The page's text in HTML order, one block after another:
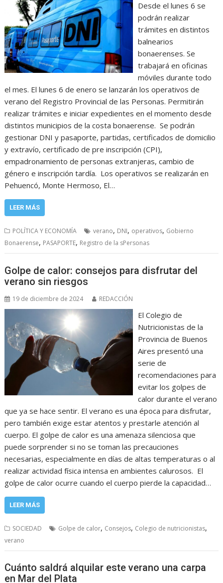
Desde el lunes 6 se
podrán realizar
trámites en distintos
balnearios
bonaerenses. Se
trabajará en oficinas
móviles durante todo
el mes. El lunes 6 de enero se lanzarán los operativos de
verano del Registro Provincial de las Personas. Permitirán
realizar trámites e iniciar expedientes en el momento desde
distintos municipios de la costa bonaerense. Se podrán
gestionar DNI y pasaporte, partidas, certificados de domicilio
y extravío, certificado de pre inscripción (CPI),
empadronamiento de personas extranjeras, cambio de
género e inscripción tardía. Los operativos se realizarán en
Pehuencó, Monte Hermoso, El…
LEER MÁS
POLÍTICA Y ECONOMÍA verano, DNI, operativos, Gobierno
Bonaerense, PASAPORTE, Registro de la sPersonas
Golpe de calor: consejos para disfrutar del
verano sin riesgos
19 de diciembre de 2024 REDACCIÓN
El Colegio de
Nutricionistas de la
Provincia de Buenos
Aires presentó una
serie de
recomendaciones para
evitar los golpes de
calor durante el verano
que ya se hace sentir. El verano es una época para disfrutar,
pero también exige estar atentos y prestarle atención al
cuerpo. El golpe de calor es una amenaza silenciosa que
puede sorprender si no se toman las precauciones
necesarias, especialmente en días de altas temperaturas o al
realizar actividad física intensa en ambientes calurosos. El
golpe de calor ocurre cuando el cuerpo pierde la capacidad…
LEER MÁS
SOCIEDAD Golpe de calor, Consejos, Colegio de nutricionistas,
verano
Cuánto saldrá alquilar este verano una carpa
en Mar del Plata